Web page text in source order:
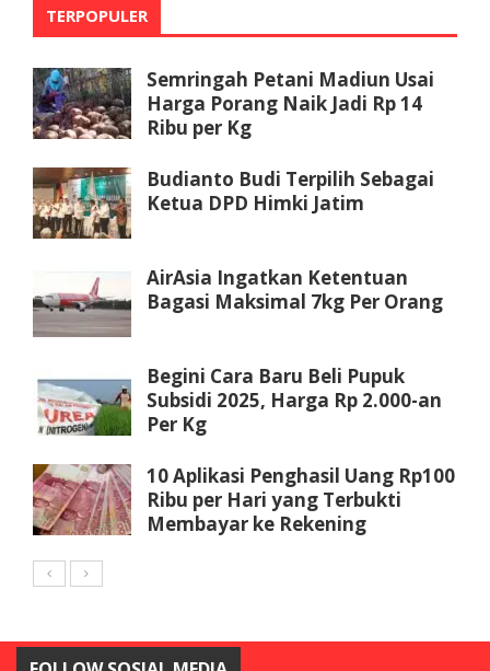
TERPOPULER
Semringah Petani Madiun Usai
Harga Porang Naik Jadi Rp 14
Ribu per Kg
Budianto Budi Terpilih Sebagai
Ketua DPD Himki Jatim
AirAsia Ingatkan Ketentuan
Bagasi Maksimal 7kg Per Orang
Begini Cara Baru Beli Pupuk
Subsidi 2025, Harga Rp 2.000-an
Per Kg
10 Aplikasi Penghasil Uang Rp100
Ribu per Hari yang Terbukti
Membayar ke Rekening